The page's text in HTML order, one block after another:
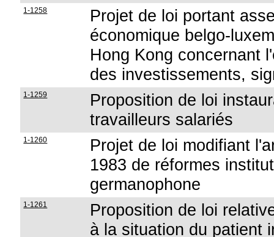
1-1258
Projet de loi portant
économique belgo-
Hong Kong concernant
des investissements,
1-1259
Proposition de loi
travailleurs salariés
1-1260
Projet de loi modifiant
1983 de réformes
germanophone
1-1261
Proposition de loi
à la situation du patient